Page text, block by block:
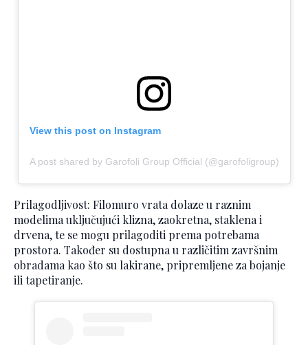
View this post on Instagram
A post shared by Garofoli Group Official (@garofoligroup)
Prilagodljivost: Filomuro vrata dolaze u raznim
modelima uključujući klizna, zaokretna, staklena i
drvena, te se mogu prilagoditi prema potrebama
prostora. Također su dostupna u različitim završnim
obradama kao što su lakirane, pripremljene za bojanje
ili tapetiranje.